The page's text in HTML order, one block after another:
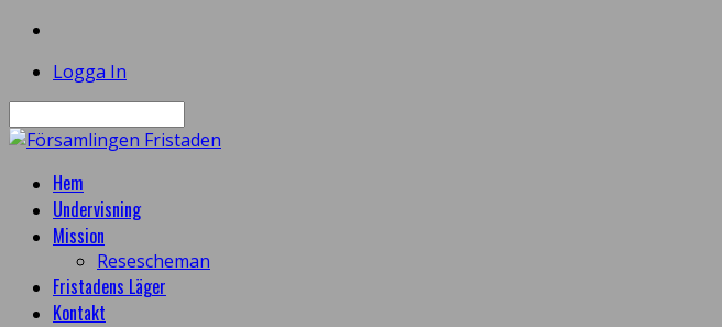
Logga In
Hem
Undervisning
Mission
Resescheman
Fristadens Läger
Kontakt